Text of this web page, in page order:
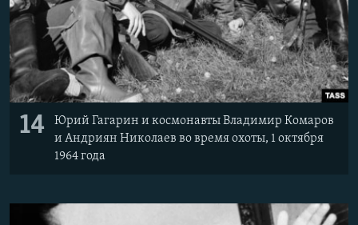
14
Юрий Гагарин и космонавты Владимир Комаров
и Андриян Николаев во время охоты, 1 октября
1964 года